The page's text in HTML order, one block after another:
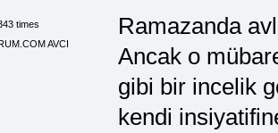
times
AVCI
Ramazanda
Ancak o
gibi bir incelik
kendi